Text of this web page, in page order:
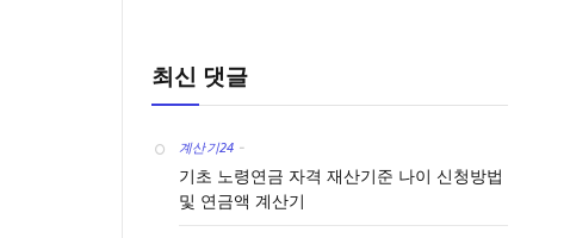
최신 댓글
계산기24 -
기초 노령연금 자격 재산기준 나이 신청방법
및 연금액 계산기